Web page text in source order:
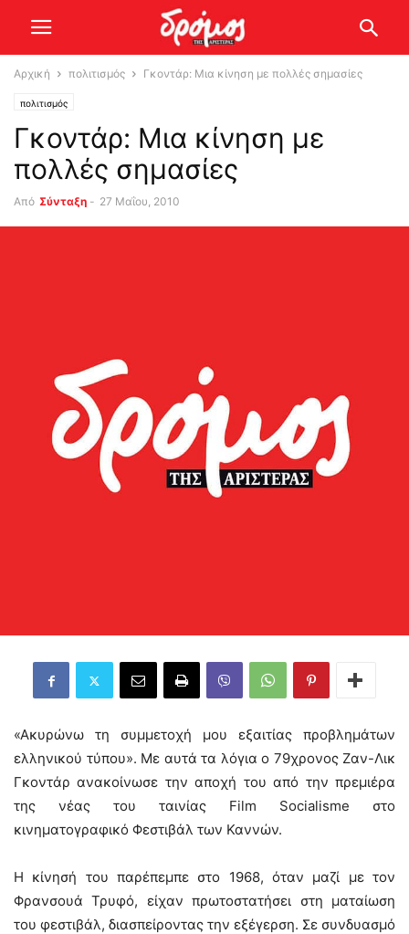
Αρχική πολιτισμός Γκοντάρ: Μια κίνηση με πολλές σημασίες
πολιτισμός
Γκοντάρ: Μια κίνηση με
πολλές σημασίες
Από Σύνταξη - 27 Μαΐου, 2010
«Ακυρώνω τη συμμετοχή μου εξαιτίας προβλημάτων
ελληνικού τύπου». Με αυτά τα λόγια ο 79χρονος Ζαν-Λικ
Γκοντάρ ανακοίνωσε την αποχή του από την πρεμιέρα
της νέας του ταινίας Film Socialisme στο
κινηματογραφικό Φεστιβάλ των Καννών.
Η κίνησή του παρέπεμπε στο 1968, όταν μαζί με τον
Φρανσουά Τρυφό, είχαν πρωτοστατήσει στη ματαίωση
του φεστιβάλ, διασπείροντας την εξέγερση. Σε συνδυασμό